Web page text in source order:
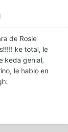
de Rosie
ke total, le
keda genial,
le hablo en